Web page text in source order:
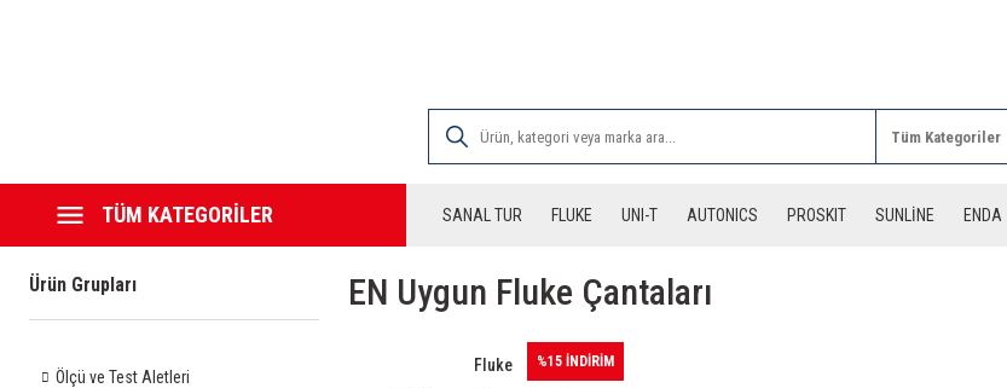
TÜM KATEGORİLER SANAL TUR FLUKE UNI-T AUTONICS PROSKIT SUNLİNE ENDA
Ürün Grupları
Ölçü ve Test Aletleri
EN Uygun Fluke Çantaları
%15 İNDİRİM
Fluke